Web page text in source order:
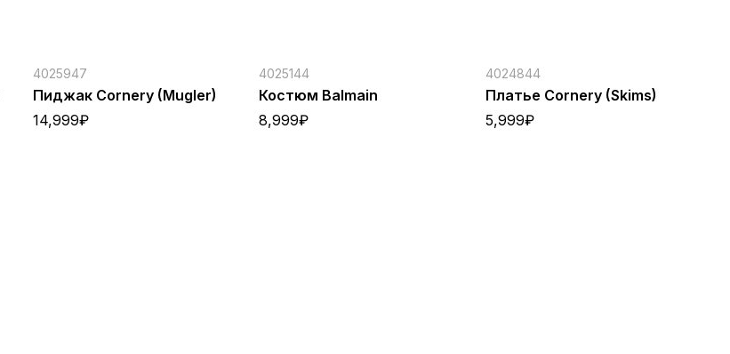
4025947
Пиджак Cornery (Mugler)
14,999₽
4025144
Костюм Balmain
8,999₽
4024844
Платье Cornery (Skims)
5,999₽